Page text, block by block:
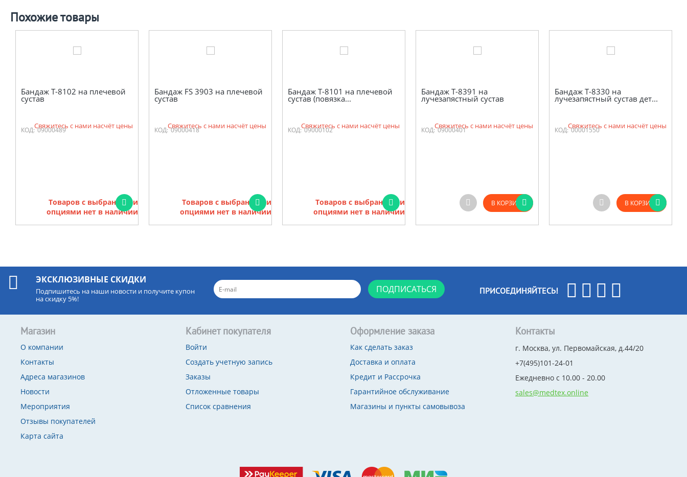
Похожие товары
Бандаж Т-8102 на плечевой
сустав
КОД: 09000489
Свяжитесь с нами насчёт цены
Товаров с выбранными
опциями нет в наличии
Бандаж FS 3903 на плечевой
сустав
КОД: 09000418
Свяжитесь с нами насчёт цены
Товаров с выбранными
опциями нет в наличии
Бандаж Т-8101 на плечевой
сустав (повязка...
КОД: 09000102
Свяжитесь с нами насчёт цены
Товаров с выбранными
опциями нет в наличии
Бандаж Т-8391 на
лучезапястный сустав
КОД: 09000401
Свяжитесь с нами насчёт цены
В КОРЗИНУ
Бандаж Т-8330 на
лучезапястный сустав дет...
КОД: 00001550
Свяжитесь с нами насчёт цены
В КОРЗИНУ
ЭКСКЛЮЗИВНЫЕ СКИДКИ
Подпишитесь на наши новости и получите купон
на скидку 5%!
ПОДПИСАТЬСЯ ПРИСОЕДИНЯЙТЕСЬ!
Магазин
О компании
Контакты
Адреса магазинов
Новости
Мероприятия
Отзывы покупателей
Карта сайта
Кабинет покупателя
Войти
Создать учетную запись
Заказы
Отложенные товары
Список сравнения
Оформление заказа
Как сделать заказ
Доставка и оплата
Кредит и Рассрочка
Гарантийное обслуживание
Магазины и пункты самовывоза
Контакты
г. Москва, ул. Первомайская, д.44/20
+7(495)101-24-01
Ежедневно с 10.00 - 20.00
sales@medtex.online